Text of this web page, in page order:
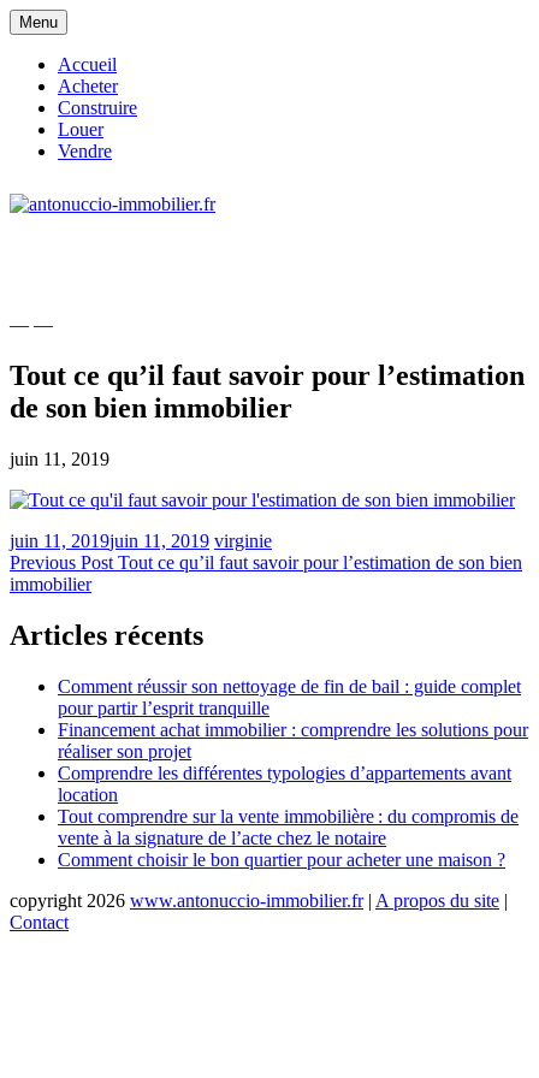
Skip
to
content
Menu
Accueil
Acheter
Construire
Louer
Vendre
— —
Tout ce qu’il faut savoir pour l’estimation
de son bien immobilier
juin 11, 2019
juin 11, 2019juin 11, 2019 virginie
Navigation
de
l’article
Previous Post Tout ce qu’il faut savoir pour l’estimation de son bien
immobilier
Articles récents
Comment réussir son nettoyage de fin de bail : guide complet
pour partir l’esprit tranquille
Financement achat immobilier : comprendre les solutions pour
réaliser son projet
Comprendre les différentes typologies d’appartements avant
location
Tout comprendre sur la vente immobilière : du compromis de
vente à la signature de l’acte chez le notaire
Comment choisir le bon quartier pour acheter une maison ?
copyright 2026 www.antonuccio-immobilier.fr | A propos du site |
Contact